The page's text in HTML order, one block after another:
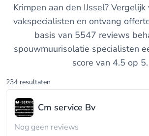
Krimpen aan den IJssel?
vakspecialisten en ontvang
basis van 5547 reviews
spouwmuurisolatie specialisten
score van 4.5 op 5.
234 resultaten
Cm service Bv
Nog geen reviews